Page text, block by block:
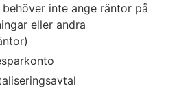
inte ange räntor på
eller andra